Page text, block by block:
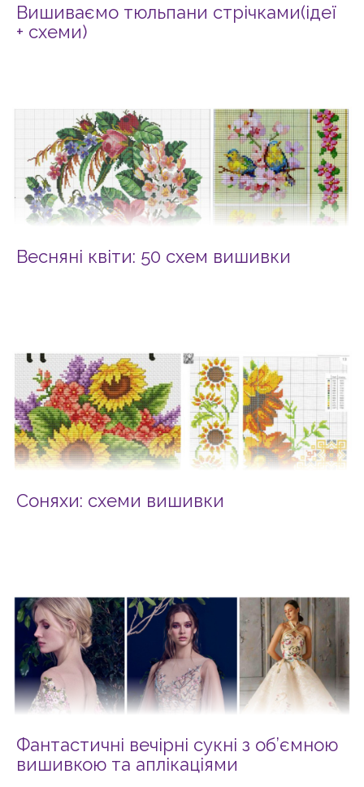
Вишиваємо тюльпани стрічками(ідеї
+ схеми)
Весняні квіти: 50 схем вишивки
Соняхи: схеми вишивки
Фантастичні вечірні сукні з об’ємною
вишивкою та аплікаціями